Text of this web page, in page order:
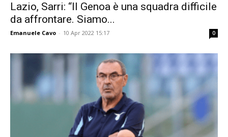
Lazio, Sarri: “Il Genoa è una squadra difficile
da affrontare. Siamo...
Emanuele Cavo - 10 Apr 2022 15:17 0